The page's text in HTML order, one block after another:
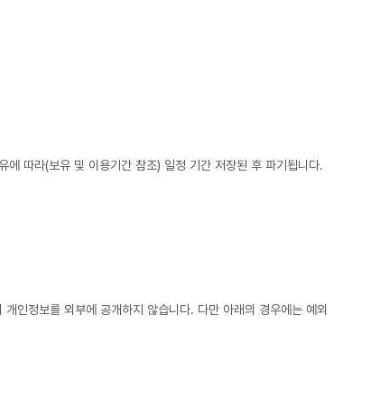
따라(보유 및 이용기간 참조) 일정 기간 저장된 후 파기됩니다.
인정보를 외부에 공개하지 않습니다. 다만 아래의 경우에는 예외